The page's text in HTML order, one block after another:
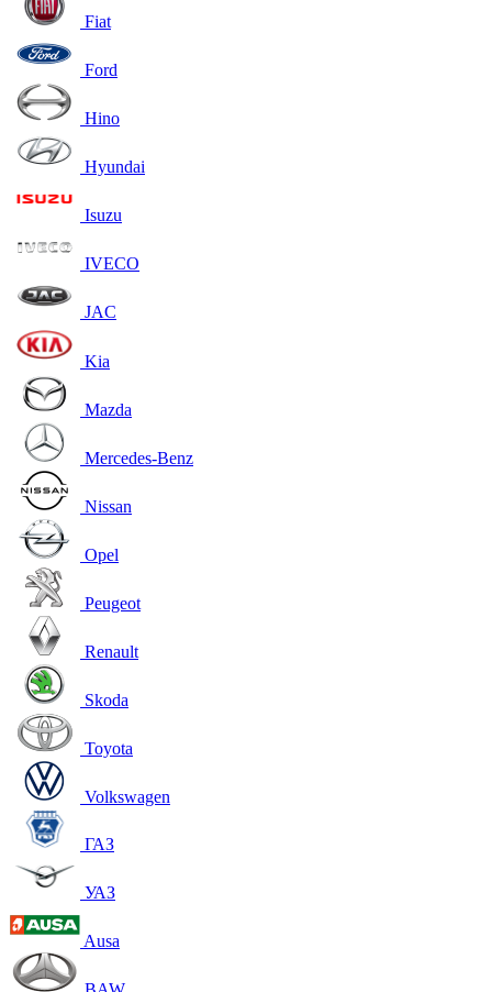
Fiat
Ford
Hino
Hyundai
Isuzu
IVECO
JAC
Kia
Mazda
Mercedes-Benz
Nissan
Opel
Peugeot
Renault
Skoda
Toyota
Volkswagen
ГАЗ
УАЗ
Ausa